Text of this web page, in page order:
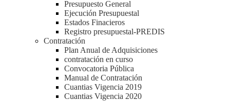
Presupuesto General
Ejecución Presupuestal
Estados Finacieros
Registro presupuestal-PREDIS
Contratación
Plan Anual de Adquisiciones
contratación en curso
Convocatoria Pública
Manual de Contratación
Cuantias Vigencia 2019
Cuantias Vigencia 2020